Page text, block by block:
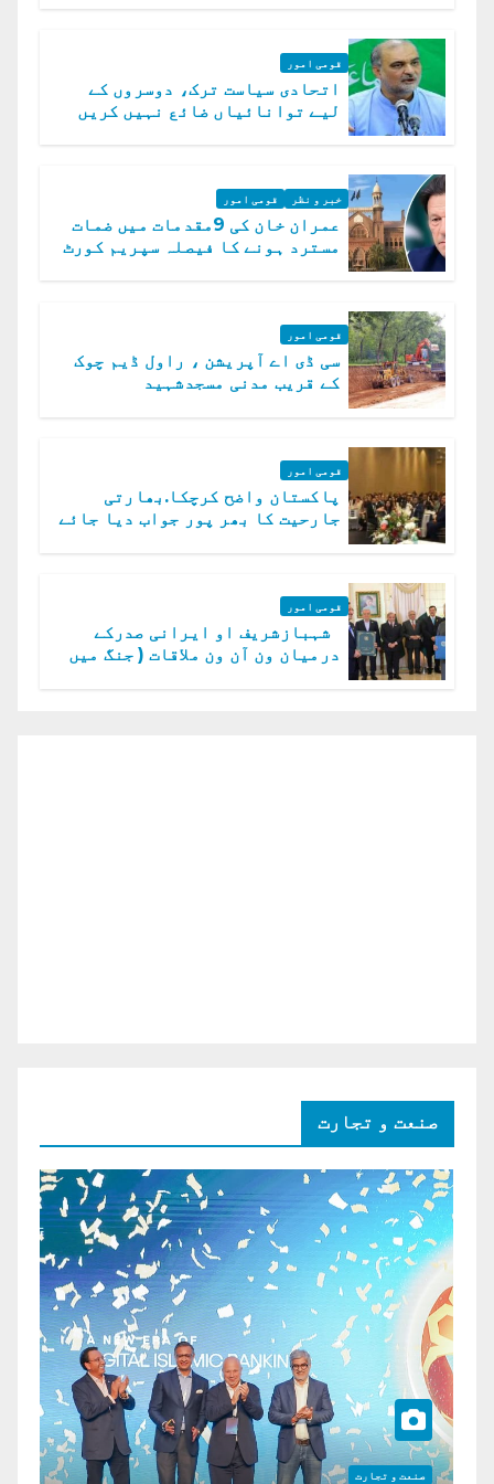
قومی امور
اتحادی سیاست ترک، دوسروں کے
لیے توانائیاں ضائع نہیں کریں
خبر و نظر قومی امور
عمران خان کی 9مقدمات میں ضمات
مسترد ہونے کا فیصلہ سپریم کورٹ
قومی امور
سی ڈی اے آپریشن ، راول ڈیم چوک
کے قریب مدنی مسجدشہید
قومی امور
پاکستان واضح کرچکا.بھارتی
جارحیت کا بھر پور جواب دیا جائے
قومی امور
شہبازشریف او ایرانی صدرکے
درمیان ون آن ون ملاقات ( جنگ میں
صنعت و تجارت
صنعت و تجارت